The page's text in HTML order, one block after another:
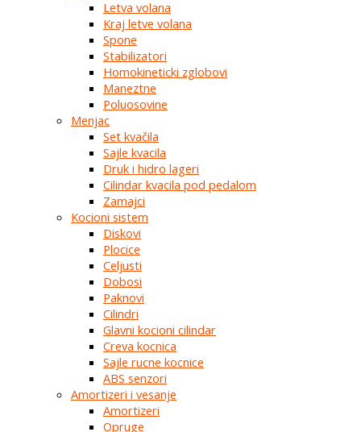
Letva volana
Kraj letve volana
Spone
Stabilizatori
Homokineticki zglobovi
Maneztne
Poluosovine
Menjac
Set kvačila
Sajle kvacila
Druk i hidro lageri
Cilindar kvacila pod pedalom
Zamajci
Kocioni sistem
Diskovi
Plocice
Celjusti
Dobosi
Paknovi
Cilindri
Glavni kocioni cilindar
Creva kocnica
Sajle rucne kocnice
ABS senzori
Amortizeri i vesanje
Amortizeri
Opruge